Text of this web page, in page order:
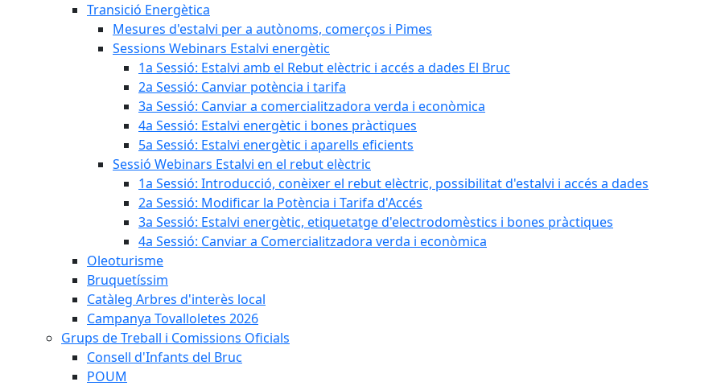
Transició Energètica
Mesures d'estalvi per a autònoms, comerços i Pimes
Sessions Webinars Estalvi energètic
1a Sessió: Estalvi amb el Rebut elèctric i accés a dades El Bruc
2a Sessió: Canviar potència i tarifa
3a Sessió: Canviar a comercialitzadora verda i econòmica
4a Sessió: Estalvi energètic i bones pràctiques
5a Sessió: Estalvi energètic i aparells eficients
Sessió Webinars Estalvi en el rebut elèctric
1a Sessió: Introducció, conèixer el rebut elèctric, possibilitat d'estalvi i accés a dades
2a Sessió: Modificar la Potència i Tarifa d'Accés
3a Sessió: Estalvi energètic, etiquetatge d'electrodomèstics i bones pràctiques
4a Sessió: Canviar a Comercialitzadora verda i econòmica
Oleoturisme
Bruquetíssim
Catàleg Arbres d'interès local
Campanya Tovalloletes 2026
Grups de Treball i Comissions Oficials
Consell d'Infants del Bruc
POUM